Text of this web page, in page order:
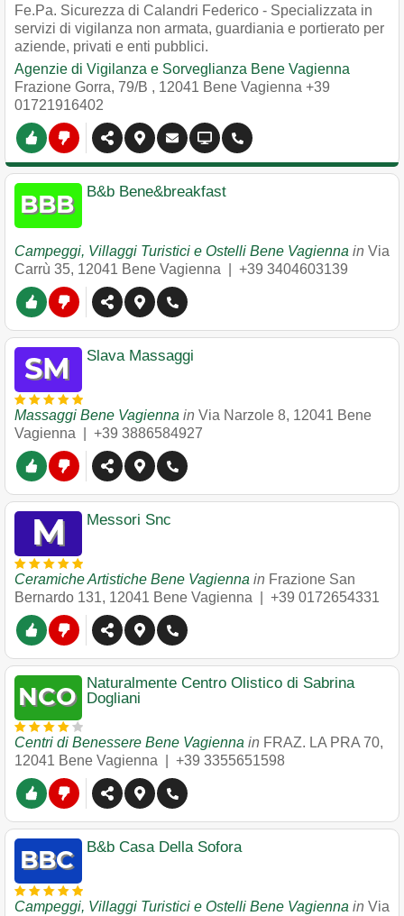
Fe.Pa. Sicurezza di Calandri Federico - Specializzata in
servizi di vigilanza non armata, guardiania e portierato per
aziende, privati e enti pubblici.
Agenzie di Vigilanza e Sorveglianza Bene Vagienna
Frazione Gorra, 79/B , 12041 Bene Vagienna +39
01721916402
B&b Bene&breakfast
Campeggi, Villaggi Turistici e Ostelli Bene Vagienna in Via
Carrù 35, 12041 Bene Vagienna +39 3404603139
Slava Massaggi
Massaggi Bene Vagienna in Via Narzole 8, 12041 Bene
Vagienna
+39 3886584927
Messori Snc
Ceramiche Artistiche Bene Vagienna in Frazione San
Bernardo 131, 12041 Bene Vagienna +39 0172654331
Naturalmente Centro Olistico di Sabrina
Dogliani
Centri di Benessere Bene Vagienna in FRAZ. LA PRA 70,
12041 Bene Vagienna +39 3355651598
B&b Casa Della Sofora
Campeggi, Villaggi Turistici e Ostelli Bene Vagienna in Via